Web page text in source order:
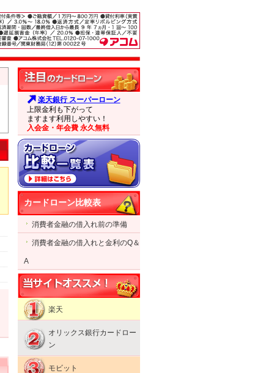
楽天銀行 スーパーローン
上限金利も下がって
ますます利用しやすい！
入会金・年会費 永久無料
カードローン比較表
消費者金融の借入れ前の準備
消費者金融の借入れと金利のQ＆
A
楽天
オリックス銀行カードロー
ン
モビット